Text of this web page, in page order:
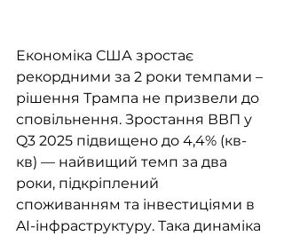
Економіка США зростає
рекордними за 2 роки темпами –
рішення Трампа не призвели до
сповільнення. Зростання ВВП у
Q3 2025 підвищено до 4,4% (кв-
кв) — найвищий темп за два
роки, підкріплений
споживанням та інвестиціями в
AI-інфраструктуру. Така динаміка